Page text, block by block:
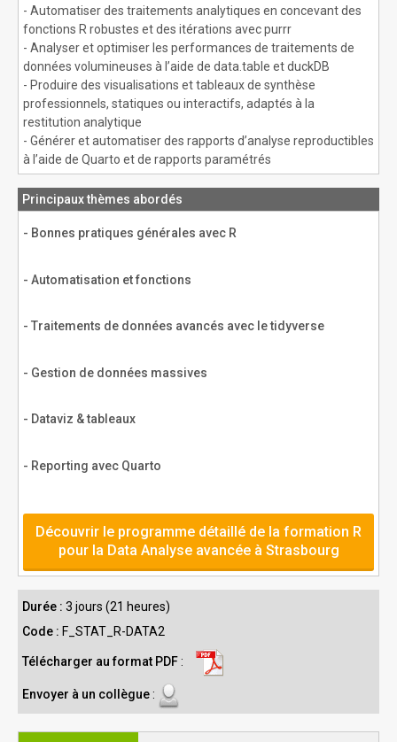
- Automatiser des traitements analytiques en concevant des
fonctions R robustes et des itérations avec purrr
- Analyser et optimiser les performances de traitements de
données volumineuses à l’aide de data.table et duckDB
- Produire des visualisations et tableaux de synthèse
professionnels, statiques ou interactifs, adaptés à la
restitution analytique
- Générer et automatiser des rapports d’analyse reproductibles
à l’aide de Quarto et de rapports paramétrés
Principaux thèmes abordés
- Bonnes pratiques générales avec R
- Automatisation et fonctions
- Traitements de données avancés avec le tidyverse
- Gestion de données massives
- Dataviz & tableaux
- Reporting avec Quarto
Découvrir le programme détaillé de la formation R
pour la Data Analyse avancée à Strasbourg
Durée : 3 jours (21 heures)
Code : F_STAT_R-DATA2
Télécharger au format PDF:
Envoyer à un collègue: